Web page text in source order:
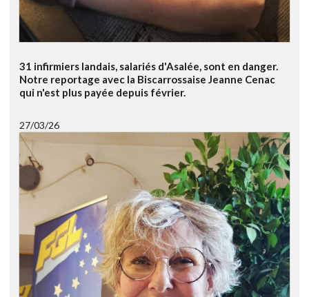
31 infirmiers landais, salariés d'Asalée, sont en danger.
Notre reportage avec la Biscarrossaise Jeanne Cenac
qui n'est plus payée depuis février.
27/03/26